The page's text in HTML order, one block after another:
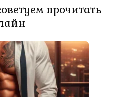
прочитать